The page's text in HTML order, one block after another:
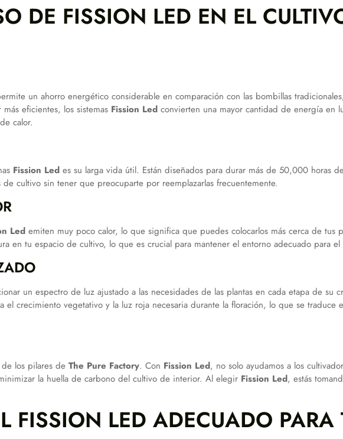
DE FISSION LED EN EL
un ahorro energético considerable en comparación con las bombillas
eficientes, los sistemas Fission Led convierten una mayor cantidad de energía en
calor.
Fission Led es su larga vida útil. Están diseñados para durar más de 50,000 horas
cultivo sin tener que preocuparte por reemplazarlas frecuentemente.
Led emiten muy poco calor, lo que significa que puedes colocarlos más cerca de tus
en tu espacio de cultivo, lo que es crucial para mantener el entorno adecuado para el
un espectro de luz ajustado a las necesidades de las plantas en cada etapa de su
el crecimiento vegetativo y la luz roja necesaria durante la floración, lo que se traduce
los pilares de The Pure Factory. Con Fission Led, no solo ayudamos a los
la huella de carbono del cultivo de interior. Al elegir Fission Led, estás
FISSION LED ADECUADO PARA